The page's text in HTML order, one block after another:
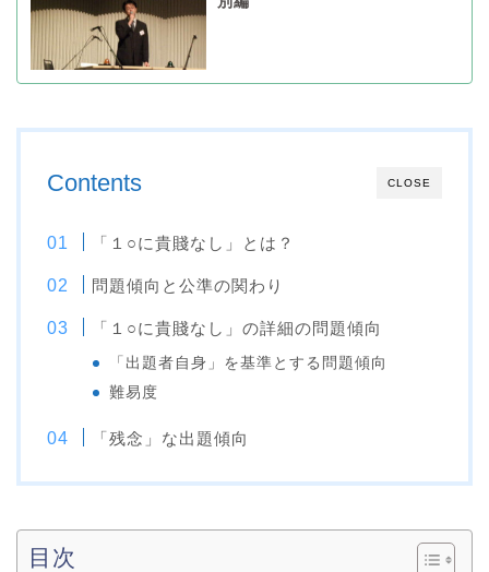
CLOSE
Contents
「１○に貴賤なし」とは？
問題傾向と公準の関わり
「１○に貴賤なし」の詳細の問題傾向
「出題者自身」を基準とする問題傾向
難易度
「残念」な出題傾向
目次